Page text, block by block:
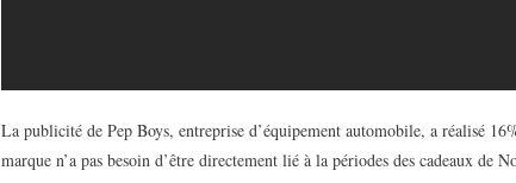
La publicité de Pep Boys, entreprise d’équipement automobile, a réalisé
marque n’a pas besoin d’être directement lié à la périodes des cadeaux de